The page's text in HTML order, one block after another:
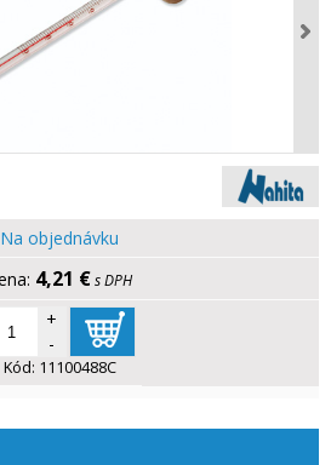
Na objednávku
4,21 €s DPH
+
-
Kód: 11100488C